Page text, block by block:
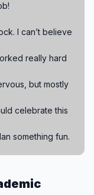
I can’t believe
really hard
but mostly
celebrate this
something fun.